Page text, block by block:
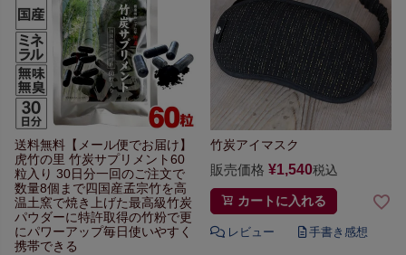
送料無料【メール便でお届け】
虎竹の里 竹炭サプリメント60
粒入り 30日分一回のご注文で
数量8個まで四国産孟宗竹を高
温土窯で焼き上げた最高級竹炭
パウダーに特許取得の竹粉で更
にパワーアップ毎日使いやすく
携帯できる
竹炭アイマスク
販売価格 ¥1,540税込
カートに入れる